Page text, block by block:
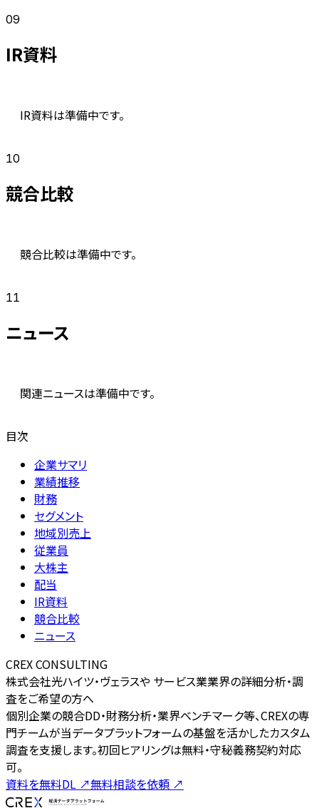
09
IR資料
IR資料は準備中です。
10
競合比較
競合比較は準備中です。
11
ニュース
関連ニュースは準備中です。
目次
企業サマリ
業績推移
財務
セグメント
地域別売上
従業員
大株主
配当
IR資料
競合比較
ニュース
CREX CONSULTING
株式会社光ハイツ・ヴェラスや サービス業業界の詳細分析・調
査をご希望の方へ
個別企業の競合DD・財務分析・業界ベンチマーク等、CREXの専
門チームが当データプラットフォームの基盤を活かしたカスタム
調査を支援します。初回ヒアリングは無料・守秘義務契約対応
可。
資料を無料DL ↗無料相談を依頼 ↗